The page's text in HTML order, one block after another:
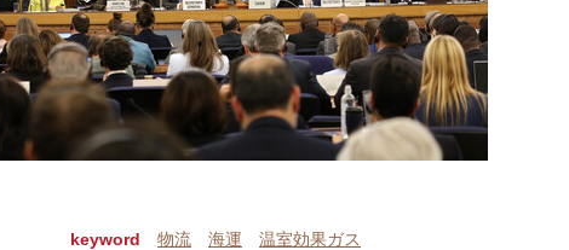
keyword 物流 海運 温室効果ガス